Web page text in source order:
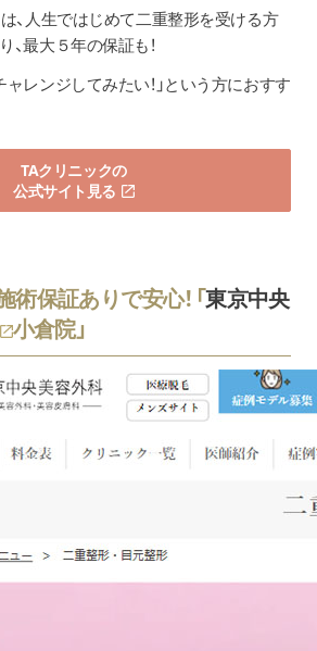
、人生ではじめて二重整形を受ける方
最大５年の保証も！
ャレンジしてみたい！」という方におすす
TAクリニックの
公式サイト見る
保証ありで安心！「東京中央
小倉院」